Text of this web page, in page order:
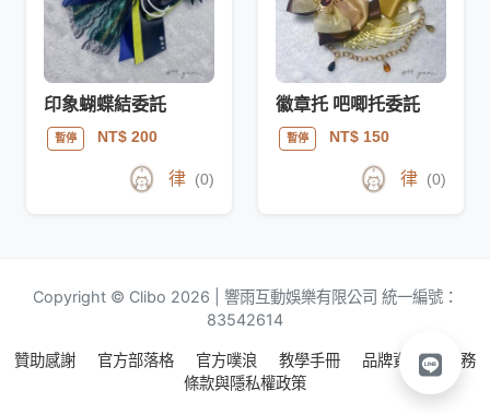
印象蝴蝶結委託
暫停 NT$ 200
律 (0)
徽章托 吧唧托委託
暫停 NT$ 150
律 (0)
Copyright © Clibo 2026 | 響雨互動娛樂有限公司 統一編號：
83542614
贊助感謝 官方部落格 官方噗浪 教學手冊 品牌資源
服務
條款與隱私權政策